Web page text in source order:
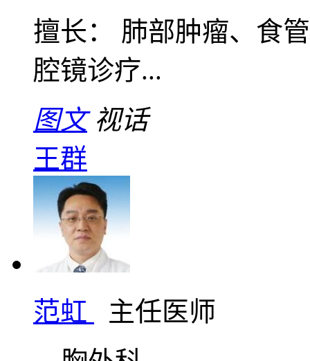
擅长： 肺部肿瘤、食
腔镜诊疗...
图文 视话
王群
范虹
主任医师